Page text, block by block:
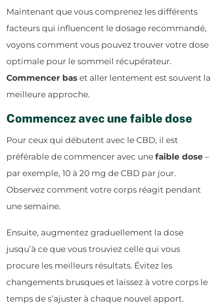
Maintenant que vous comprenez les différents
facteurs qui influencent le dosage recommandé,
voyons comment vous pouvez trouver votre dose
optimale pour le sommeil récupérateur.
Commencer bas et aller lentement est souvent la
meilleure approche.
Commencez avec une faible dose
Pour ceux qui débutent avec le CBD, il est
préférable de commencer avec unefaible dose –
par exemple, 10 à 20 mg de CBD par jour.
Observez comment votre corps réagit pendant
une semaine.
Ensuite, augmentez graduellement la dose
jusqu’à ce que vous trouviez celle qui vous
procure les meilleurs résultats. Évitez les
changements brusques et laissez à votre corps le
temps de s’ajuster à chaque nouvel apport.